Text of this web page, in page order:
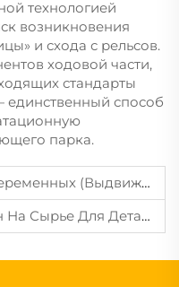
технологией
возникновения
и схода с рельсов.
ходовой части,
стандарты
единственный способ
парка.
Практическое Техническое Обслуживание Направляющих И Уплотнений
Строительной Техники В 2026 Году